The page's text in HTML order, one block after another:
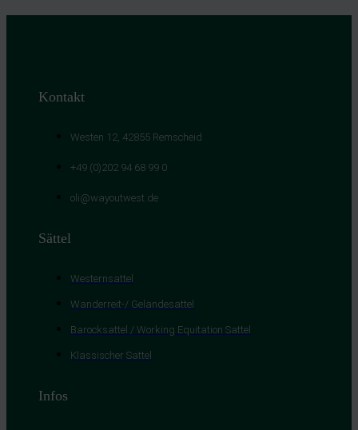
Kontakt
Westen 12, 42855 Remscheid
+49 (0)202 94 68 99 0
oli@wayoutwest.de
Sättel
Westernsattel
Wanderreit-/ Geländesattel
Barocksattel / Working Equitation Sattel
Klassischer Sattel
Infos